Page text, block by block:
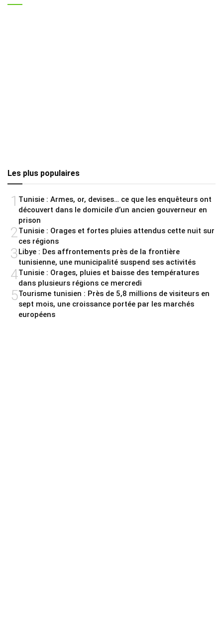
Les plus populaires
1 Tunisie : Armes, or, devises… ce que les enquêteurs ont
découvert dans le domicile d’un ancien gouverneur en
prison
2Tunisie : Orages et fortes pluies attendus cette nuit sur
ces régions
3 Libye : Des affrontements près de la frontière
tunisienne, une municipalité suspend ses activités
4Tunisie : Orages, pluies et baisse des températures
dans plusieurs régions ce mercredi
5Tourisme tunisien : Près de 5,8 millions de visiteurs en
sept mois, une croissance portée par les marchés
européens